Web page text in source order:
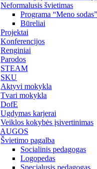
Neformalusis švietimas
Programa “Meno sodas”
Būreliai
Projektai
Konferencijos
Renginiai
Parodos
STEAM
SKU
Aktyvi mokykla
Tvari mokykla
DofE
Ugdymas karjerai
Veiklos kokybės įsivertinimas
Švietimo pagalba
Socialinis pedagogas
Logopedas
Specialusis pedagogas